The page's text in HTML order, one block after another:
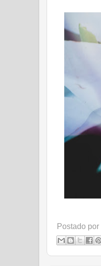
Postado por